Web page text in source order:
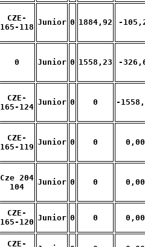
CZE-
165-118
Junior 0 1884,92 -
0 Junior 0 1558,23 -
CZE-
165-124
Junior 0 0 -
CZE-
165-119
Junior 0 0 0,00
Cze 204
104
Junior 0 0 0,00
CZE-
165-120 Junior 0 0 0,00
CZE-